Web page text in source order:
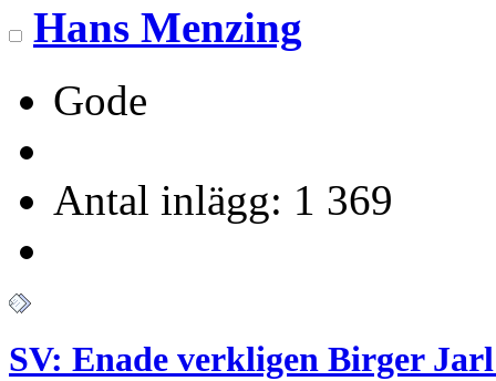
Hans Menzing
Gode
Antal inlägg: 1 369
SV: Enade verkligen Birger